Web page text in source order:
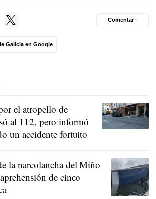
Galicia en Google
Comentar ·
el atropello de
al 112, pero informó
un accidente fortuito
la narcolancha del Miño
de cinco